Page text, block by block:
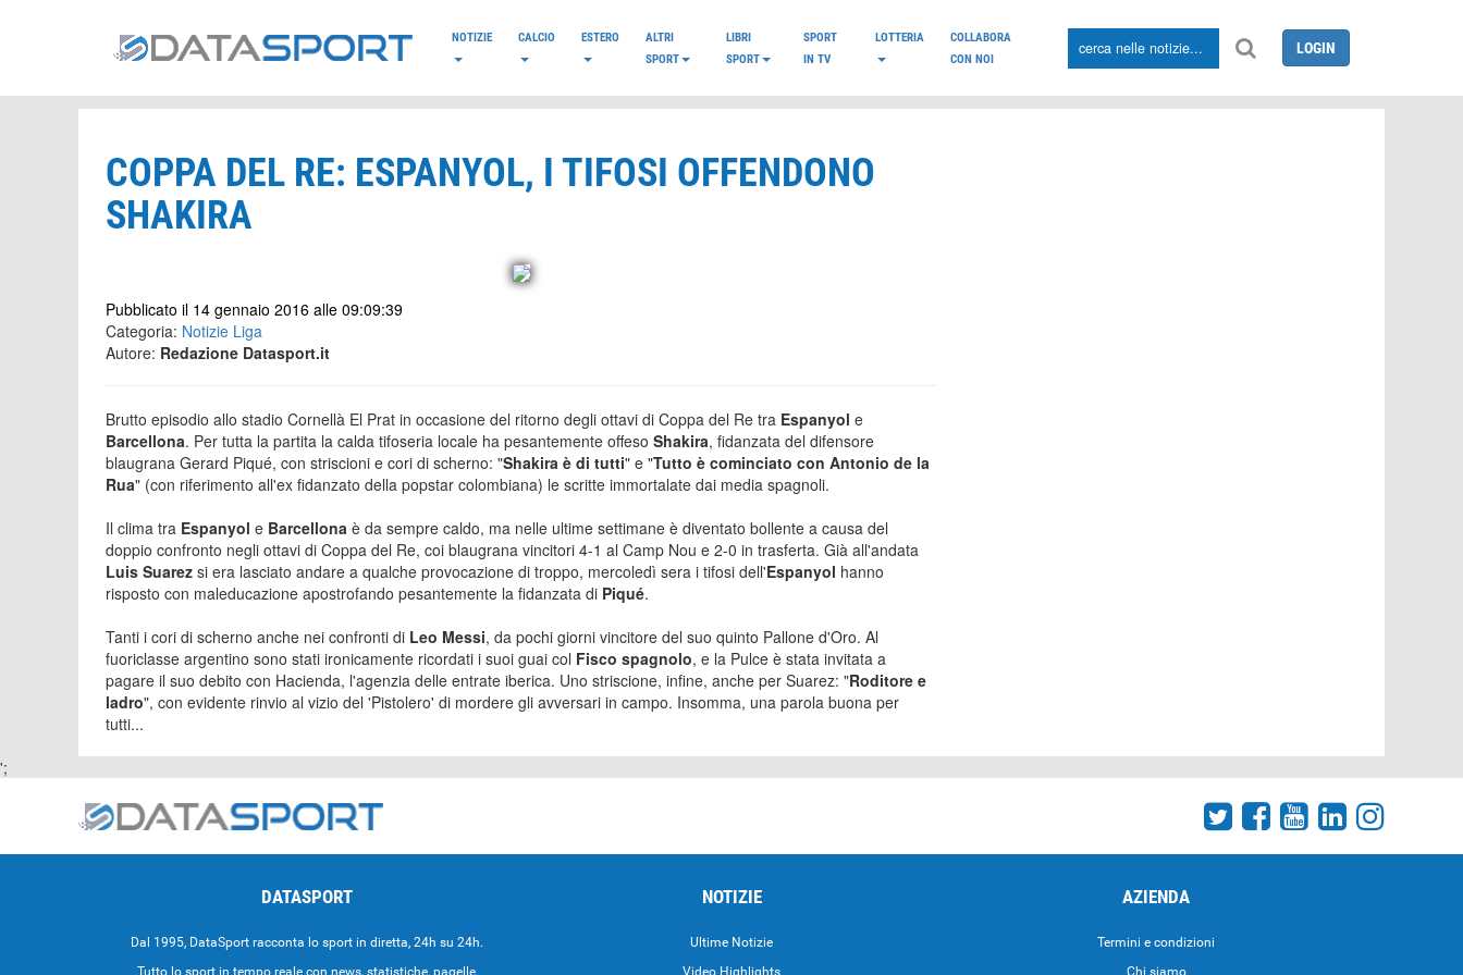
NOTIZIE CALCIO ESTERO
ALTRI
SPORT
LIBRI
SPORT
SPORT
IN TV
LOTTERIA
COLLABORA
CON NOI
LOGIN
COPPA DEL RE: ESPANYOL, I TIFOSI OFFENDONO
SHAKIRA
Pubblicato il 14 gennaio 2016 alle 09:09:39
Categoria: Notizie Liga
Autore: Redazione Datasport.it
Brutto episodio allo stadio Cornellà El Prat in occasione del ritorno degli ottavi di Coppa del Re tra Espanyol e
Barcellona. Per tutta la partita la calda tifoseria locale ha pesantemente offeso Shakira, fidanzata del difensore
blaugrana Gerard Piqué, con striscioni e cori di scherno: "Shakira è di tutti" e "Tutto è cominciato con Antonio de la
Rua" (con riferimento all'ex fidanzato della popstar colombiana) le scritte immortalate dai media spagnoli.
Il clima tra Espanyol e Barcellona è da sempre caldo, ma nelle ultime settimane è diventato bollente a causa del
doppio confronto negli ottavi di Coppa del Re, coi blaugrana vincitori 4-1 al Camp Nou e 2-0 in trasferta. Già all'andata
Luis Suarez si era lasciato andare a qualche provocazione di troppo, mercoledì sera i tifosi dell'Espanyol hanno
risposto con maleducazione apostrofando pesantemente la fidanzata di Piqué.
Tanti i cori di scherno anche nei confronti di Leo Messi, da pochi giorni vincitore del suo quinto Pallone d'Oro. Al
fuoriclasse argentino sono stati ironicamente ricordati i suoi guai col Fisco spagnolo, e la Pulce è stata invitata a
pagare il suo debito con Hacienda, l'agenzia delle entrate iberica. Uno striscione, infine, anche per Suarez: "Roditore e
ladro", con evidente rinvio al vizio del 'Pistolero' di mordere gli avversari in campo. Insomma, una parola buona per
tutti...
';
DATASPORT
Dal 1995, DataSport racconta lo sport in diretta, 24h su 24h.
Tutto lo sport in tempo reale con news, statistiche, pagelle,
NOTIZIE
Ultime Notizie
Video Highlights
AZIENDA
Termini e condizioni
Chi siamo